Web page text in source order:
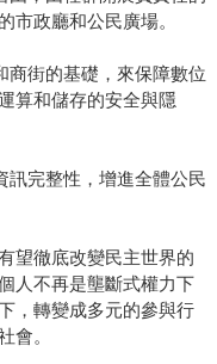
市政廳和公民廣場。
街的基礎，來保障數位
算和儲存的安全與隱
完整性，增進全體公民
望徹底改變民主世界的
人不再是壟斷式權力下
，轉變成多元的參與行
會。